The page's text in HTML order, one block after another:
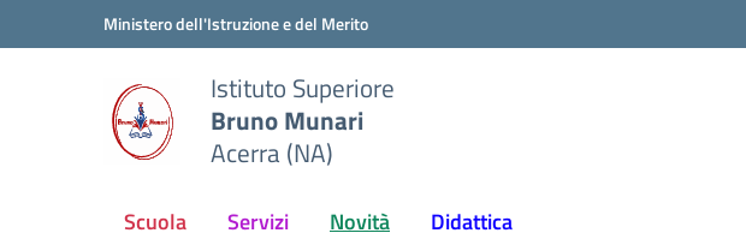
Vai ai contenuti
Vai al menu di navigazioneMinistero dell'Istruzione e del Merito
Istituto Superiore
Bruno Munari
Acerra (NA)
Scuola Servizi Novità Didattica